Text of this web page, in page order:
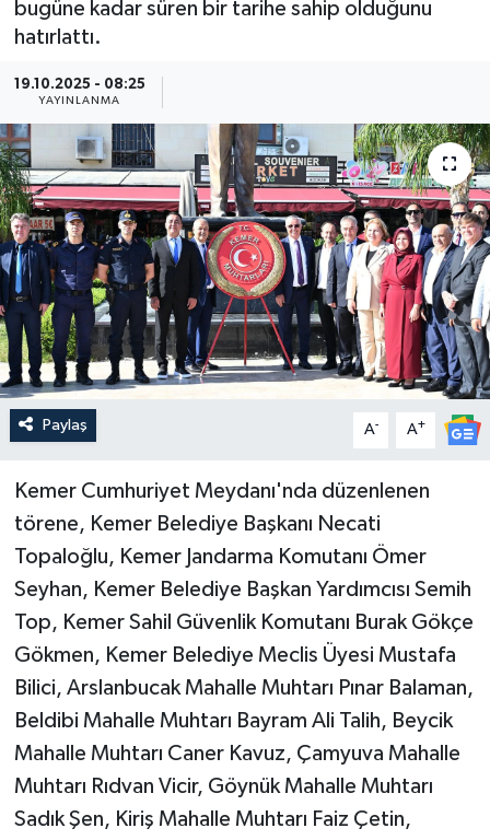
bugüne kadar süren bir tarihe sahip olduğunu
hatırlattı.
19.10.2025 - 08:25
YAYINLANMA
Paylaş A- A+
Kemer Cumhuriyet Meydanı'nda düzenlenen
törene, Kemer Belediye Başkanı Necati
Topaloğlu, Kemer Jandarma Komutanı Ömer
Seyhan, Kemer Belediye Başkan Yardımcısı Semih
Top, Kemer Sahil Güvenlik Komutanı Burak Gökçe
Gökmen, Kemer Belediye Meclis Üyesi Mustafa
Bilici, Arslanbucak Mahalle Muhtarı Pınar Balaman,
Beldibi Mahalle Muhtarı Bayram Ali Talih, Beycik
Mahalle Muhtarı Caner Kavuz, Çamyuva Mahalle
Muhtarı Rıdvan Vicir, Göynük Mahalle Muhtarı
Sadık Şen, Kiriş Mahalle Muhtarı Faiz Çetin,
Görüntülü Haber
Güncel
Kültür & Sanat
Magazin
Resmi İlan
Sağlık & Yaşam
Siyaset
Haber Arşivi